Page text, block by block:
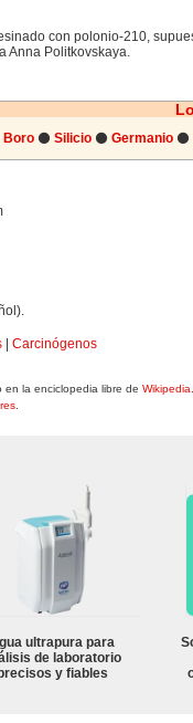
con polonio-210,
Anna Politkovskaya.
Boro ⚫ Silicio ⚫ Germanio ⚫
Carcinógenos
en la enciclopedia libre de Wikipedia
ultrapura para
de laboratorio
y fiables